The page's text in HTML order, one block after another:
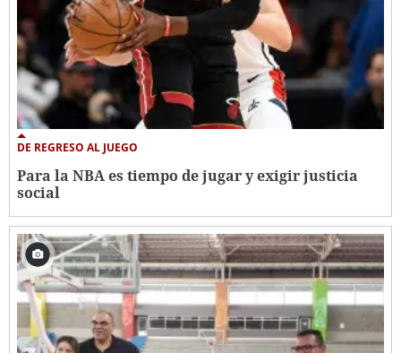
DE REGRESO AL JUEGO
Para la NBA es tiempo de jugar y exigir justicia
social